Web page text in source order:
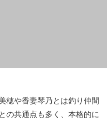
穂や香妻琴乃とは釣り仲間
の共通点も多く、本格的に